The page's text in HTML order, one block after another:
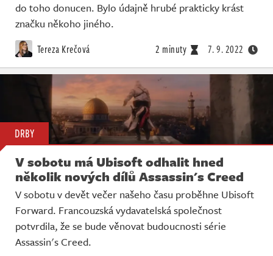
do toho donucen. Bylo údajně hrubé prakticky krást
značku někoho jiného.
Tereza Krečová 2 minuty 7. 9. 2022
DRBY
V sobotu má Ubisoft odhalit hned
několik nových dílů Assassin's Creed
V sobotu v devět večer našeho času proběhne Ubisoft
Forward. Francouzská vydavatelská společnost
potvrdila, že se bude věnovat budoucnosti série
Assassin's Creed.